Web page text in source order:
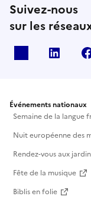
Suivez-nous
sur les
Événements nationaux
Semaine de la langue
Nuit européenne des
Rendez-vous aux
Fête de la musique
Biblis en folie